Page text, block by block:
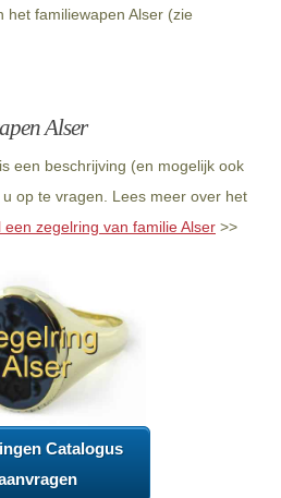
het familiewapen Alser (zie
Alser
een beschrijving (en mogelijk ook
op te vragen. Lees meer over het
een zegelring van familie Alser >>
Catalogus